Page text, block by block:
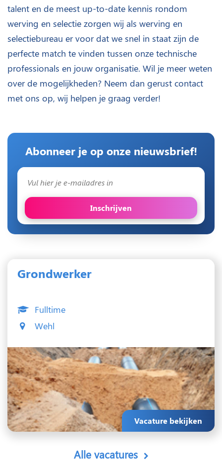
talent en de meest up-to-date kennis rondom
werving en selectie zorgen wij als werving en
selectiebureau er voor dat we snel in staat zijn de
perfecte match te vinden tussen onze technische
professionals en jouw organisatie. Wil je meer weten
over de mogelijkheden? Neem dan gerust contact
met ons op, wij helpen je graag verder!
Abonneer je op onze nieuwsbrief!
Inschrijven
Grondwerker
Fulltime
Wehl
Vacature bekijken
Alle vacatures